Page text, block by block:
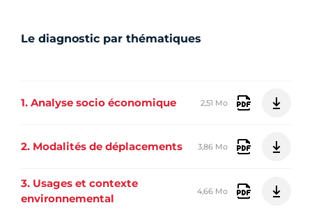
Le diagnostic par thématiques
1. Analyse socio économique 2,51 Mo
2. Modalités de déplacements 3,86 Mo
3. Usages et contexte
environnemental
4,66 Mo